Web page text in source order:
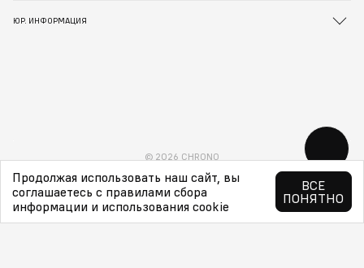
ЮР. ИНФОРМАЦИЯ
© 2026 CHRONO
Продолжая использовать наш сайт, вы
соглашаетесь с правилами сбора
информации и использования cookie
ВСЕ
ПОНЯТНО